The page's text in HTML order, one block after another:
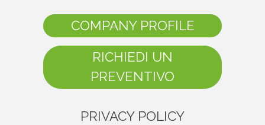
COMPANY PROFILE
RICHIEDI UN
PREVENTIVO
PRIVACY POLICY